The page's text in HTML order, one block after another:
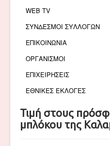
WEB TV
ΣΥΝΔΕΣΜΟΙ ΣΥΛΛΟΓΩΝ
ΕΠΙΚΟΙΝΩΝΙΑ
ΟΡΓΑΝΙΣΜΟΙ
ΕΠΙΧΕΙΡΗΣΕΙΣ
ΕΘΝΙΚΕΣ ΕΚΛΟΓΕΣ
Τιμή στους
μπλόκου της